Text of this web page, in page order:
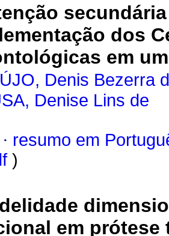
dos
em
Denis Bezerra
Denise Lins de
· resumo em
)
em prótese